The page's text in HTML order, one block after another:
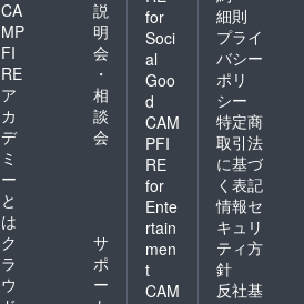
CA
MP
FI
RE
ア
カ
デ
ミ
ー
と
は
説
明
会
・
相
談
会
ク
ラ
ウ
サ
ポ
ー
for
Soci
al
Goo
d
CAM
PFI
RE
for
Ente
rtain
men
t
CAM
細則
プライ
バシー
ポリ
シー
特定商
取引法
に基づ
く表記
情報セ
キュリ
ティ方
針
反社基